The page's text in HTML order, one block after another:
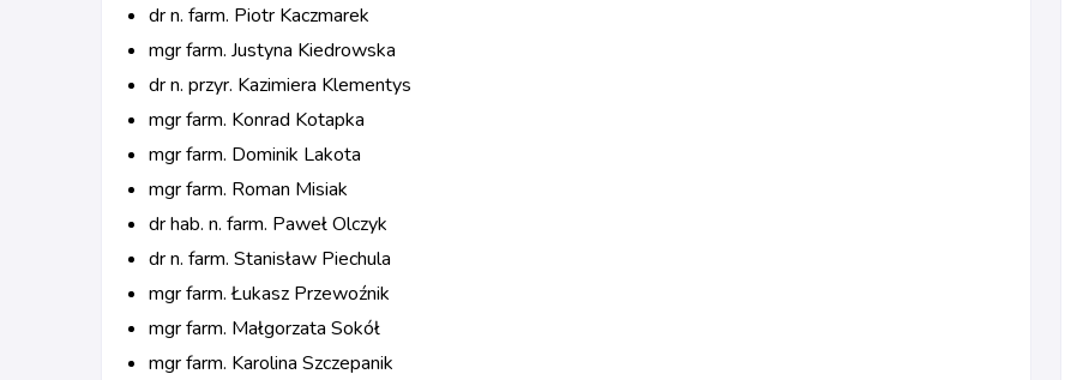
dr n. farm. Piotr Kaczmarek
mgr farm. Justyna Kiedrowska
dr n. przyr. Kazimiera Klementys
mgr farm. Konrad Kotapka
mgr farm. Dominik Lakota
mgr farm. Roman Misiak
dr hab. n. farm. Paweł Olczyk
dr n. farm. Stanisław Piechula
mgr farm. Łukasz Przewoźnik
mgr farm. Małgorzata Sokół
mgr farm. Karolina Szczepanik